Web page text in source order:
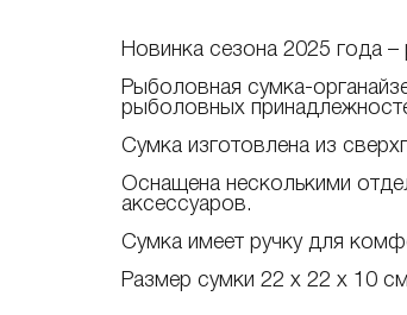
Новинка сезона 2025 года
Рыболовная сумка-
рыболовных
Сумка изготовлена из
Оснащена несколькими
аксессуаров.
Сумка имеет ручку для
Размер сумки 22 х 22 х 10 см